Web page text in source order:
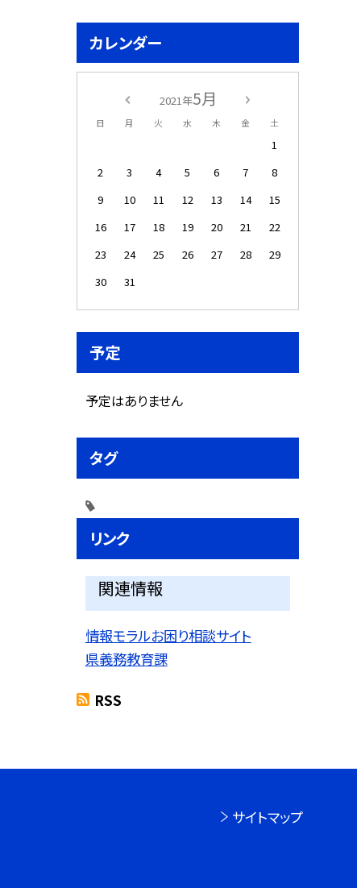
カレンダー
2021年5月
日 月 火 水 木 金 土
1
2
3 4 5 6 7
8
9
10 11 12 13 14
15
16
17 18 19 20 21
22
23
24 25 26 27 28
29
30
31
予定
予定はありません
タグ
リンク
関連情報
情報モラルお困り相談サイト
県義務教育課
RSS
サイトマップ